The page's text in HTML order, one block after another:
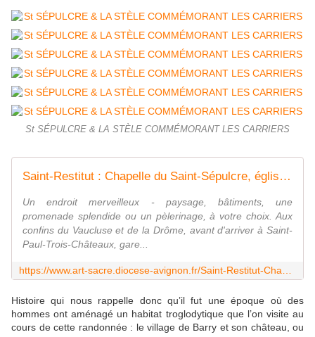
St SÉPULCRE & LA STÈLE COMMÉMORANT LES CARRIERS
Saint-Restitut : Chapelle du Saint-Sépulcre, église Saint-Restitut
Un endroit merveilleux - paysage, bâtiments, une
promenade splendide ou un pèlerinage, à votre choix. Aux
confins du Vaucluse et de la Drôme, avant d'arriver à Saint-
Paul-Trois-Châteaux, gare...
Histoire qui nous rappelle donc qu’il fut une époque où des
hommes ont aménagé un habitat troglodytique que l’on visite au
cours de cette randonnée : le village de Barry et son château, ou